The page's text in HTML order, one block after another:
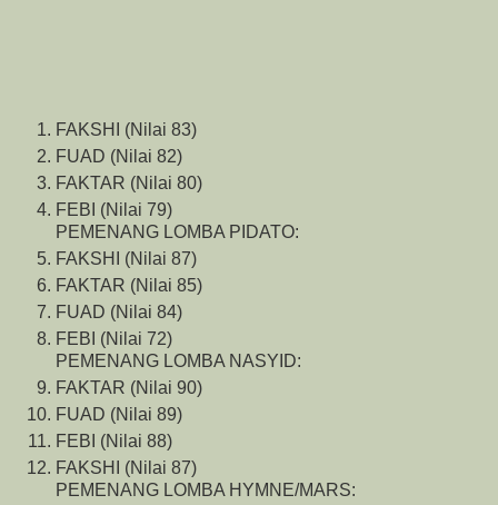
FAKSHI (Nilai 83)
FUAD (Nilai 82)
FAKTAR (Nilai 80)
FEBI (Nilai 79)
PEMENANG LOMBA PIDATO:
FAKSHI (Nilai 87)
FAKTAR (Nilai 85)
FUAD (Nilai 84)
FEBI (Nilai 72)
PEMENANG LOMBA NASYID:
FAKTAR (Nilai 90)
FUAD (Nilai 89)
FEBI (Nilai 88)
FAKSHI (Nilai 87)
PEMENANG LOMBA HYMNE/MARS: